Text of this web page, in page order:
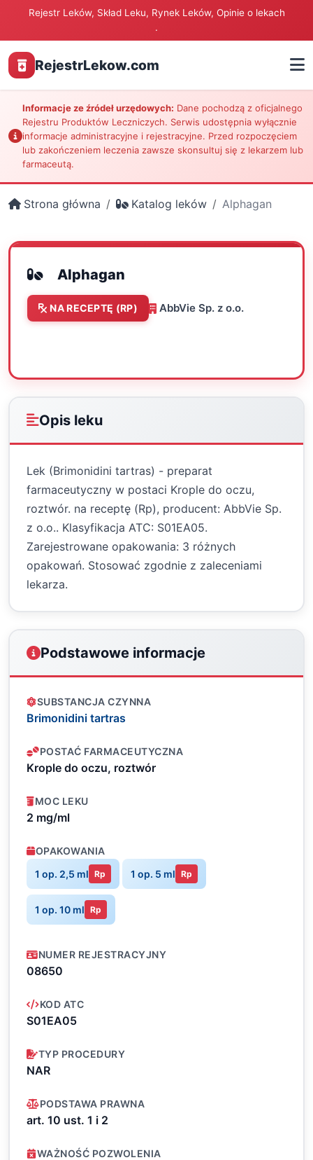
Rejestr Leków, Skład Leku, Rynek Leków, Opinie o lekach
.
RejestrLekow.com
Informacje ze źródeł urzędowych: Dane pochodzą z oficjalnego
Rejestru Produktów Leczniczych. Serwis udostępnia wyłącznie
informacje administracyjne i rejestracyjne. Przed rozpoczęciem
lub zakończeniem leczenia zawsze skonsultuj się z lekarzem lub
farmaceutą.
Strona główna Katalog leków Alphagan
Alphagan
NA RECEPTĘ (RP) AbbVie Sp. z o.o.
Opis leku
Lek (Brimonidini tartras) - preparat
farmaceutyczny w postaci Krople do oczu,
roztwór. na receptę (Rp), producent: AbbVie Sp.
z o.o.. Klasyfikacja ATC: S01EA05.
Zarejestrowane opakowania: 3 różnych
opakowań. Stosować zgodnie z zaleceniami
lekarza.
Podstawowe informacje
SUBSTANCJA CZYNNA
Brimonidini tartras
POSTAĆ FARMACEUTYCZNA
Krople do oczu, roztwór
MOC LEKU
2 mg/ml
OPAKOWANIA
1 op. 2,5 ml Rp 1 op. 5 ml Rp
1 op. 10 ml Rp
NUMER REJESTRACYJNY
08650
KOD ATC
S01EA05
TYP PROCEDURY
NAR
PODSTAWA PRAWNA
art. 10 ust. 1 i 2
WAŻNOŚĆ POZWOLENIA